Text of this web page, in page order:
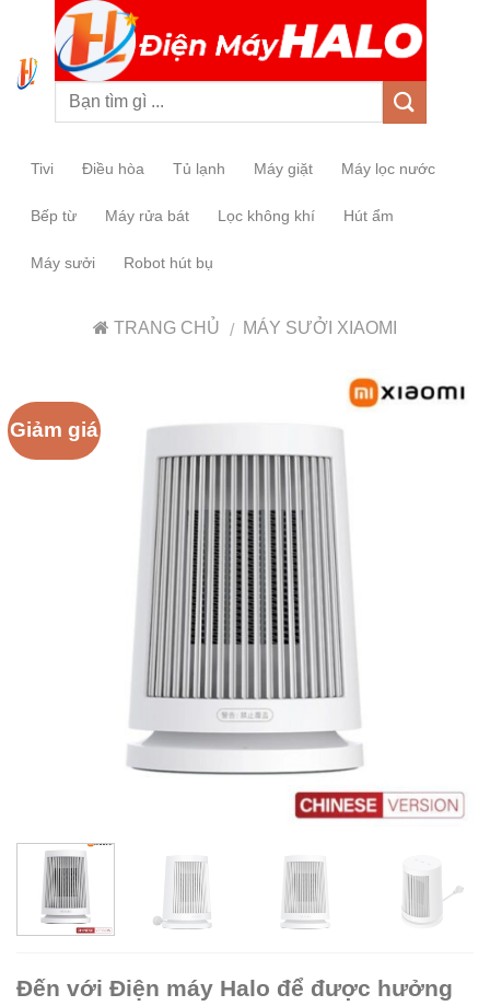
Tivi Điều hòa Tủ lạnh Máy giặt Máy lọc nước
Bếp từ Máy rửa bát Lọc không khí Hút ẩm
Máy sưởi Robot hút bụ
TRANG CHỦ / MÁY SƯỞI XIAOMI
Giảm giá
Đến với Điện máy Halo để được hưởng